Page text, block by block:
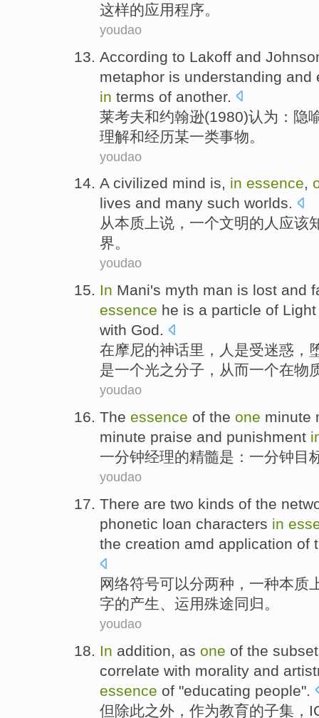
这样的应用程序。
youdao
According to Lakoff and
metaphor is understanding and
in terms of another.
莱考夫和约翰逊(1980)认为： 隐
理解和经历某一类事物。
youdao
A civilized mind is, in essence,
lives and many such worlds.
从本质 上说， 一个文明的 人 应该
界。
youdao
In Mani's myth man is lost and
essence he is a particle of
with God.
在摩尼的神话里 ， 人 是受迷惑，
是一个光之分子， 从而一个在物
youdao
The essence of the one minute
minute praise and punishment
一分钟经理的精髓是：一分钟目
youdao
There are two kinds of the
phonetic loan characters in
the creation amd application of
网络符号可以分两种 ， 一种本质
字的产生、 运用殊途同归。
youdao
In addition as one of the
correlate with morality and
essence of "educating people".
但除此之外， 作为教育的子集 ，